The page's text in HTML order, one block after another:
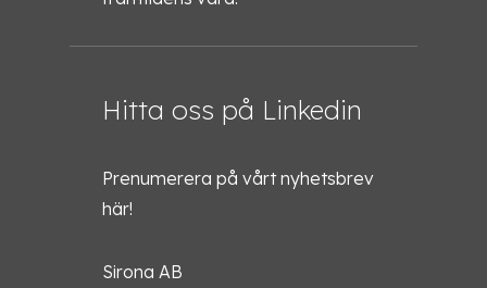
Hitta oss på Linkedin
Prenumerera på vårt nyhetsbrev
här!
Sirona AB